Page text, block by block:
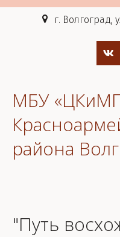
г. Волгоград,
МБУ
района
"Путь